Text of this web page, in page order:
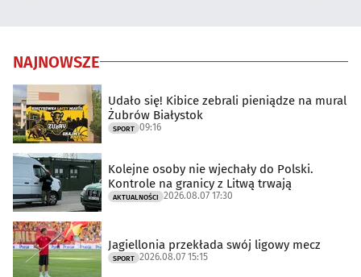
NAJNOWSZE
Udało się! Kibice zebrali pieniądze na mural
Żubrów Białystok
SPORT 09:16
Kolejne osoby nie wjechały do Polski.
Kontrole na granicy z Litwą trwają
AKTUALNOŚCI 2026.08.07 17:30
Jagiellonia przekłada swój ligowy mecz
SPORT 2026.08.07 15:15